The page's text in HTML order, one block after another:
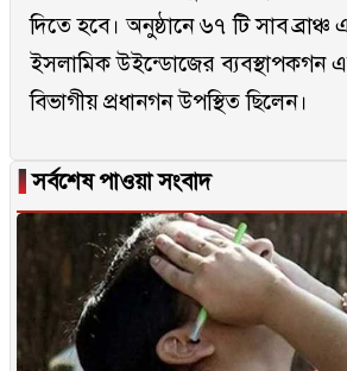
দিতে হবে। অনুষ্ঠানে ৬৭ টি সাব ব্রাঞ্চ
ইসলামিক উইন্ডোজের ব্যবস্থাপকগন
বিভাগীয় প্রধানগন উপস্থিত ছিলেন।
▐সর্বশেষ পাওয়া সংবাদ